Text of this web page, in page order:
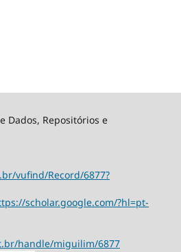
Dados, Repositórios e
vufind/Record/6877?
scholar.google.com/?hl=pt-
handle/miguilim/6877